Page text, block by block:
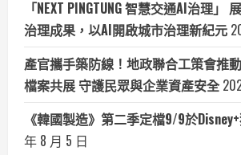
「NEXT PINGTUNG 智慧交通AI治理」
治理成果，以AI開啟城市治理新紀元
產官攜手築防線！地政聯合工策會推
檔案共展 守護民眾與企業資產安全
《韓國製造》第二季定檔9/9於
年 8 月 5 日